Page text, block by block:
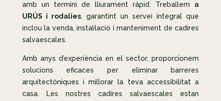
amb un termini de lliurament ràpid. Treballem a
URÚS i rodalies, garantint un servei integral que
inclou la venda, instal·lació i manteniment de cadires
salvaescales.
Amb anys d’experiència en el sector, proporcionem
solucions eficaces per eliminar barreres
arquitectòniques i millorar la teva accessibilitat a
casa. Les nostres cadires salvaescales estan